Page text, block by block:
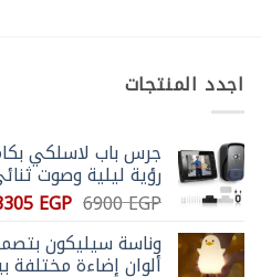
اجدد المنتجات
رؤية ليلية وصوت
6900EGP السعر
هو:
EGP
ألوان إضاءة